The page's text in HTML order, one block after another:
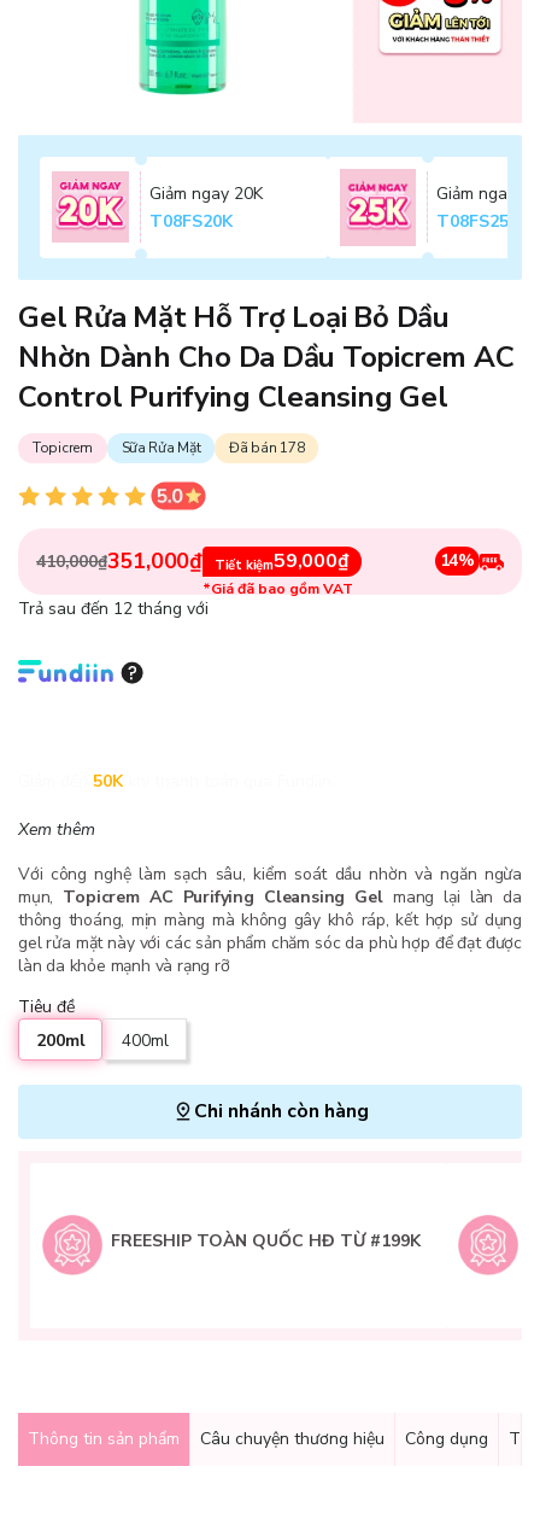
Giảm ngay 20K
T08FS20K
Giảm ngay
T08FS25K
Gel Rửa Mặt Hỗ Trợ Loại Bỏ Dầu
Nhờn Dành Cho Da Dầu Topicrem AC
Control Purifying Cleansing Gel
Topicrem Sữa Rửa Mặt Đã bán 178
410,000₫351,000₫ Tiết kiệm59,000₫
*Giá đã bao gồm VAT
14%
Trả sau đến 12 tháng với
50K
Xem thêm
Với công nghệ làm sạch sâu, kiểm soát dầu nhờn và ngăn ngừa
mụn, Topicrem AC Purifying Cleansing Gel mang lại làn da
thông thoáng, mịn màng mà không gây khô ráp, kết hợp sử dụng
gel rửa mặt này với các sản phẩm chăm sóc da phù hợp để đạt được
làn da khỏe mạnh và rạng rỡ
Tiêu đề
200ml
400ml
Chi nhánh còn hàng
FREESHIP TOÀN QUỐC HĐ TỪ #199K
Thông tin sản phẩm Câu chuyện thương hiệu Công dụng